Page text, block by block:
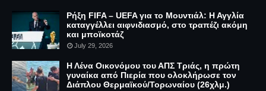
Ρήξη FIFA – UEFA για το Μουντιάλ: Η Αγγλία
καταγγέλλει αιφνιδιασμό, στο τραπέζι ακόμη
και μποϊκοτάζ
July 29, 2026
Η Λένα Οικονόμου του ΑΠΣ Τριάς, η πρώτη
γυναίκα από Πιερία που ολοκλήρωσε τον
Διάπλου Θερμαϊκού/Τορωναίου (26χλμ.)